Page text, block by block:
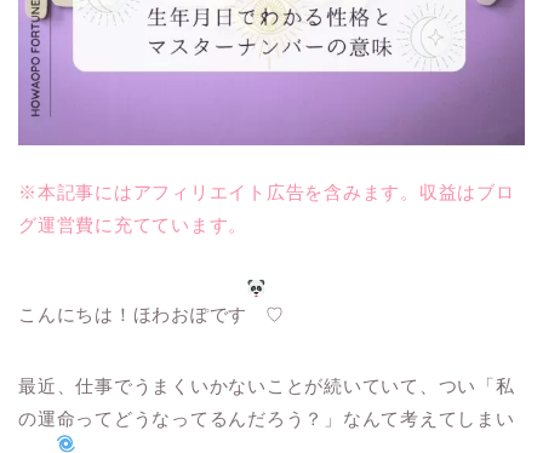
※本記事にはアフィリエイト広告を含みます。収益はブロ
グ運営費に充てています。
こんにちは！ほわおぽです ♡
最近、仕事でうまくいかないことが続いていて、つい「私
の運命ってどうなってるんだろう？」なんて考えてしまい